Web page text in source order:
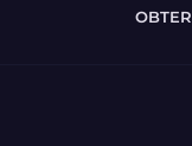
OBTER